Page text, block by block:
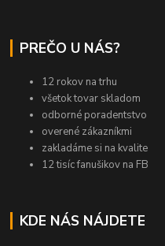
PREČO U NÁS?
12 rokov na trhu
všetok tovar skladom
odborné poradentstvo
overené zákazníkmi
zakladáme si na kvalite
12 tisíc fanušikov na FB
KDE NÁS NÁJDETE